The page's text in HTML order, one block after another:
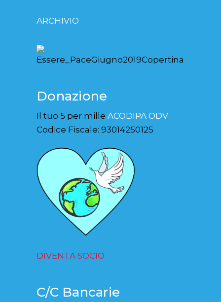
ARCHIVIO
Donazione
Il tuo 5 per mille ACODIPA ODV
Codice Fiscale: 93014250125
DIVENTA SOCIO
C/C Bancarie